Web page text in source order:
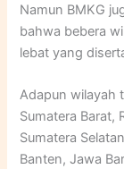
Namun BMKG
bahwa bebera
lebat yang
Adapun wilayah
Sumatera Barat,
Sumatera
Banten, Jawa